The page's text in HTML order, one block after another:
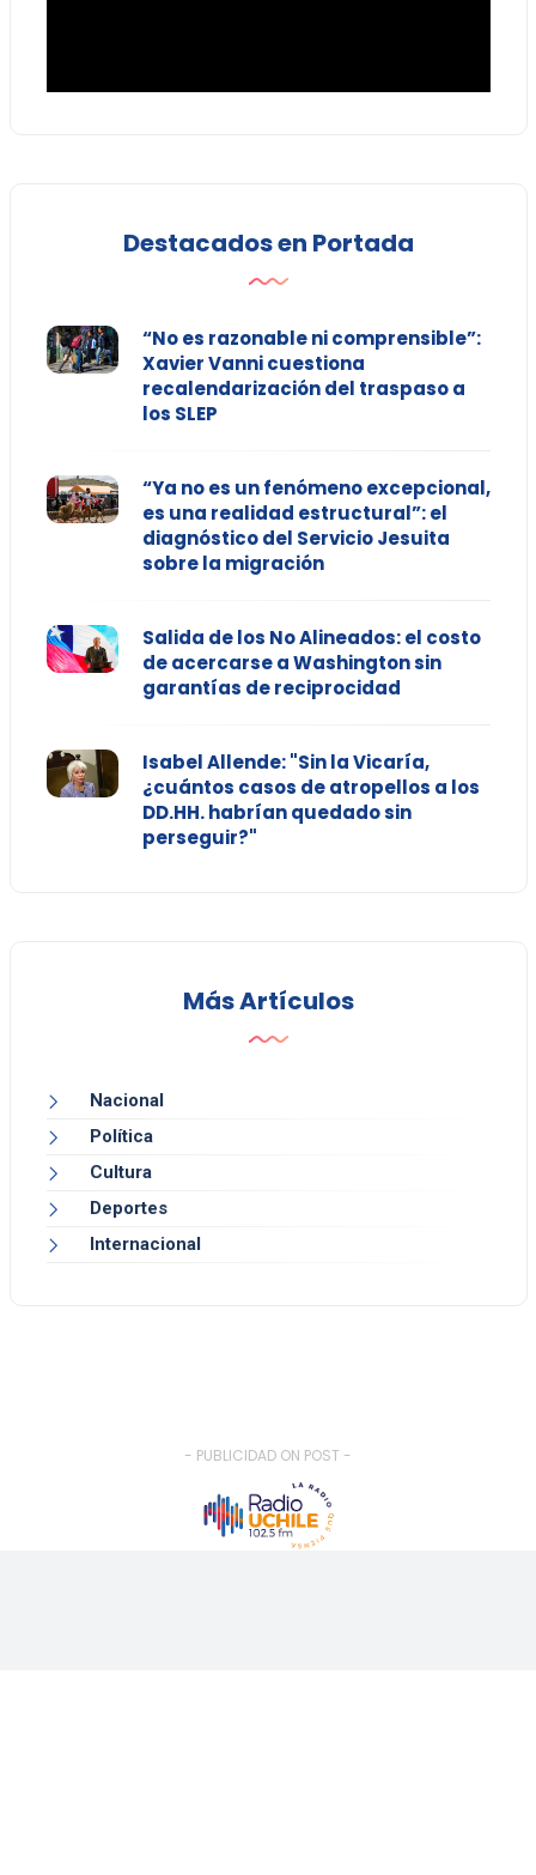
Destacados en Portada
“No es razonable ni comprensible”:
Xavier Vanni cuestiona
recalendarización del traspaso a
los SLEP
“Ya no es un fenómeno excepcional,
es una realidad estructural”: el
diagnóstico del Servicio Jesuita
sobre la migración
Salida de los No Alineados: el costo
de acercarse a Washington sin
garantías de reciprocidad
Isabel Allende: "Sin la Vicaría,
¿cuántos casos de atropellos a los
DD.HH. habrían quedado sin
perseguir?"
Más Artículos
Nacional
Política
Cultura
Deportes
Internacional
- PUBLICIDAD ON POST -